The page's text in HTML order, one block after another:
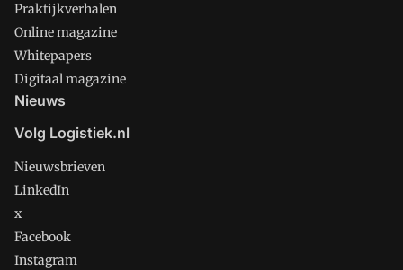
Praktijkverhalen
Online magazine
Whitepapers
Digitaal magazine
Nieuws
Volg Logistiek.nl
Nieuwsbrieven
LinkedIn
x
Facebook
Instagram